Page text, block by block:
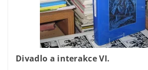
Divadlo a interakce VI.